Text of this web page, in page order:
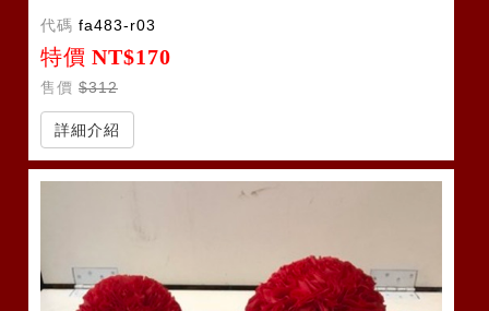
代碼 fa483-r03
特價 NT$170
售價 $312
詳細介紹